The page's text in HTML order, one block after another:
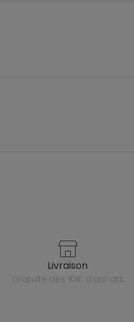
livraison
gratuite dès 10€ d'achats